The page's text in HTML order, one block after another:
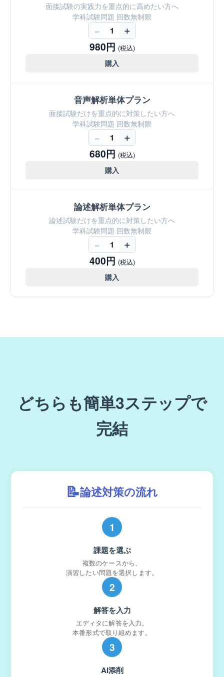
面接試験の実践力を重点的に高めたい方へ
学科試験問題 回数無制限
− 1 ＋
980円 (税込)
購入
音声解析単体プラン
面接試験だけを重点的に対策したい方へ
学科試験問題 回数無制限
− 1 ＋
680円 (税込)
購入
論述解析単体プラン
論述試験だけを重点的に対策したい方へ
学科試験問題 回数無制限
− 1 ＋
400円 (税込)
購入
どちらも簡単3ステップで
完結
📝論述対策の流れ
1
課題を選ぶ
複数のケースから、
演習したい問題を選択します。
2
解答を入力
エディタに解答を入力。
本番形式で取り組めます。
3
AI添削